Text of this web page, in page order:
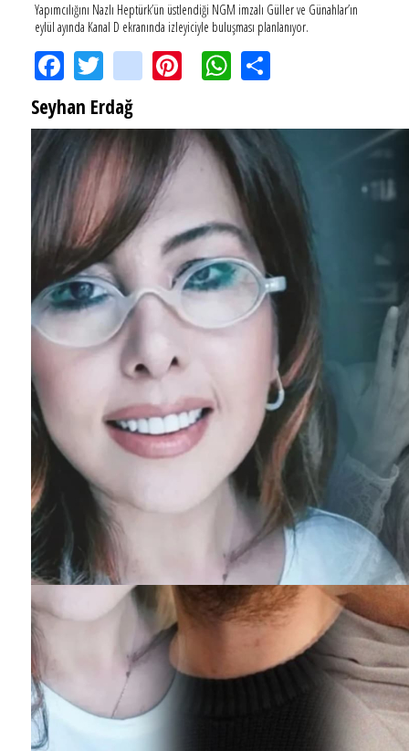
Yapımcılığını Nazlı Heptürk’ün üstlendiği NGM imzalı Güller ve Günahlar’ın
eylül ayında Kanal D ekranında izleyiciyle buluşması planlanıyor.
FacebookTwitterinstagramPinterestWhatsApp
Seyhan Erdağ
SEYHAN ERDAĞ YAZDI: Peki Mehmet Ali Erbil bu evliliği neden yaptı?